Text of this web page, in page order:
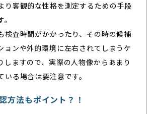
り客観的な性格を測定するための手段
検査時間がかかったり、その時の候補
ョンや外的環境に左右されてしまうケ
しますので、実際の人物像からあまり
いる場合は要注意です。
方法もポイント？！